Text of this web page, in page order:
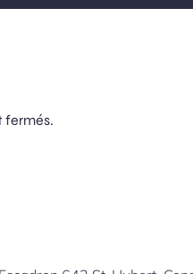
fermés.